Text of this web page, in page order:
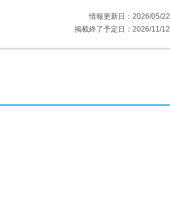
情報更新日：2026/05/22
掲載終了予定日：2026/11/12